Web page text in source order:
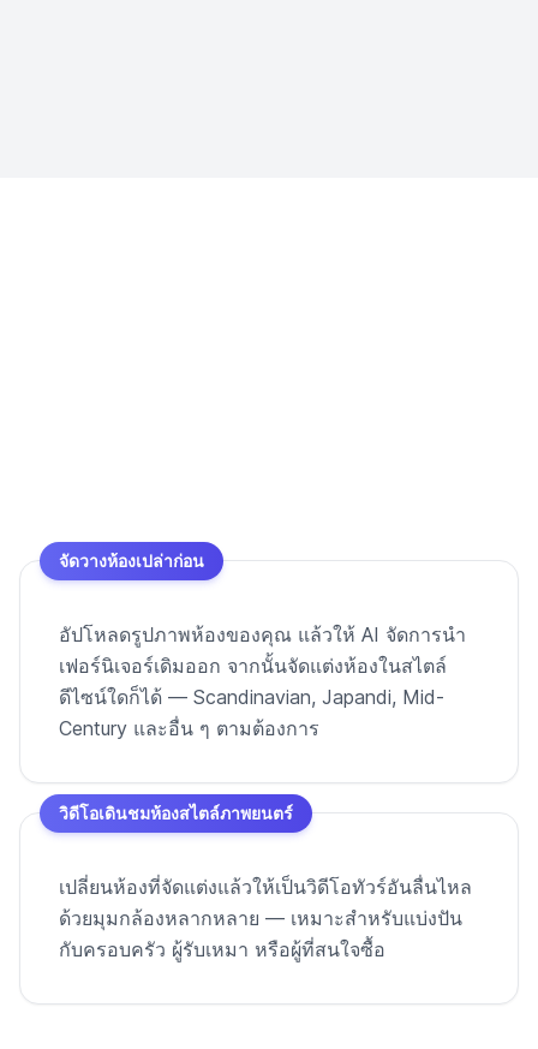
จัดวางห้องเปล่าก่อน
อัปโหลดรูปภาพห้องของคุณ แล้วให้ AI จัดการนำ
เฟอร์นิเจอร์เดิมออก จากนั้นจัดแต่งห้องในสไตล์
ดีไซน์ใดก็ได้ — Scandinavian, Japandi, Mid-
Century และอื่น ๆ ตามต้องการ
วิดีโอเดินชมห้องสไตล์ภาพยนตร์
เปลี่ยนห้องที่จัดแต่งแล้วให้เป็นวิดีโอทัวร์อันลื่นไหล
ด้วยมุมกล้องหลากหลาย — เหมาะสำหรับแบ่งปัน
กับครอบครัว ผู้รับเหมา หรือผู้ที่สนใจซื้อ